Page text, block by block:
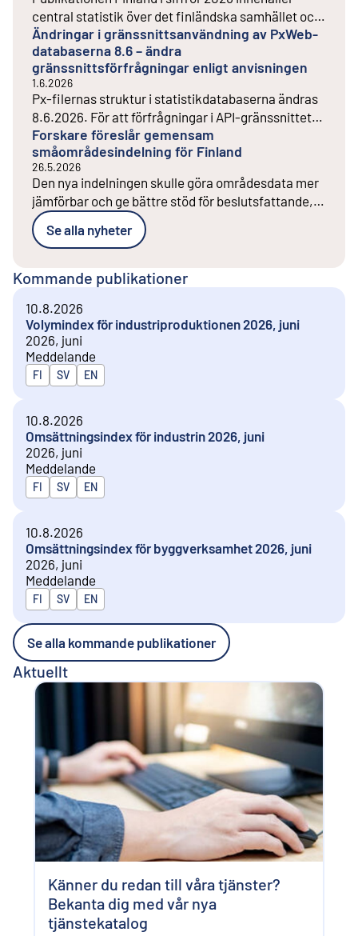
central statistik över det finländska samhället och
lyfter fram en väsentlig förändring: befolkningens
åldrande. I slutet av år 2025 var redan 24 procent
av finländarna över 65 år.
Ändringar i gränssnittsanvändning av PxWeb-
databaserna 8.6 – ändra
gränssnittsförfrågningar enligt anvisningen
1.6.2026
Px-filernas struktur i statistikdatabaserna ändras
8.6.2026. För att förfrågningar i API-gränssnittet
ska fungera efter ändringen, ska korrigeringar
göras i dem. En anvisning om nödvändiga ändringar
har nu publicerats.
Forskare föreslår gemensam
småområdesindelning för Finland
26.5.2026
Den nya indelningen skulle göra områdesdata mer
jämförbar och ge bättre stöd för beslutsfattande,
forskning och planering av tjänster. Ett
småområdesmaterial blir tillgängligt för
Se alla nyheter
Kommande publikationer
10.8.2026
Volymindex för industriproduktionen 2026, juni
2026, juni
Meddelande
Publiceras på
FI SV EN
10.8.2026
Omsättningsindex för industrin 2026, juni
2026, juni
Meddelande
Publiceras på
FI SV EN
10.8.2026
Omsättningsindex för byggverksamhet 2026, juni
2026, juni
Meddelande
Publiceras på
FI SV EN
Se alla kommande publikationer
Aktuellt
Känner du redan till våra tjänster?
Bekanta dig med vår nya
tjänstekatalog